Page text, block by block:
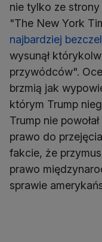
nie tylko ze
"The New York
najbardziej
wysunął
przywódców".
brzmią jak
którym Trump
Trump nie
prawo do
fakcie, że
prawo
sprawie